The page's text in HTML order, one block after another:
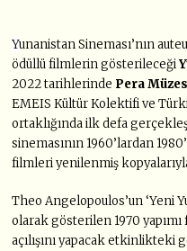
Yunanistan Sineması’nın
ödüllü filmlerin gösterileceği
2022 tarihlerinde Pera M
EMEIS Kültür Kolektifi ve
ortaklığında ilk defa
sinemasının 1960’lardan 1980’
filmleri yenilenmiş
Theo Angelopoulos’un ‘Yeni
olarak gösterilen 1970 yapımı
açılışını yapacak etkinlikteki